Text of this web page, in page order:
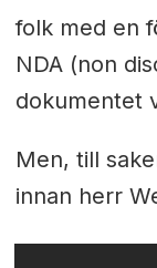
folk med en
NDA (non
dokumentet
Men, till
innan herr